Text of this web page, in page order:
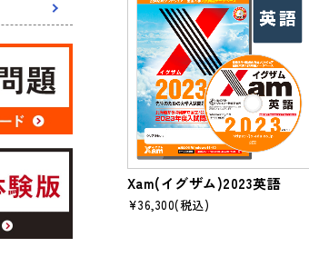
Xam(イグザム)2023英語
¥36,300(税込)